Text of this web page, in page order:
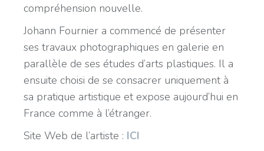
compréhension nouvelle.
Johann Fournier a commencé de présenter
ses travaux photographiques en galerie en
parallèle de ses études d’arts plastiques. Il a
ensuite choisi de se consacrer uniquement à
sa pratique artistique et expose aujourd’hui en
France comme à l’étranger.
Site Web de l’artiste : ICI